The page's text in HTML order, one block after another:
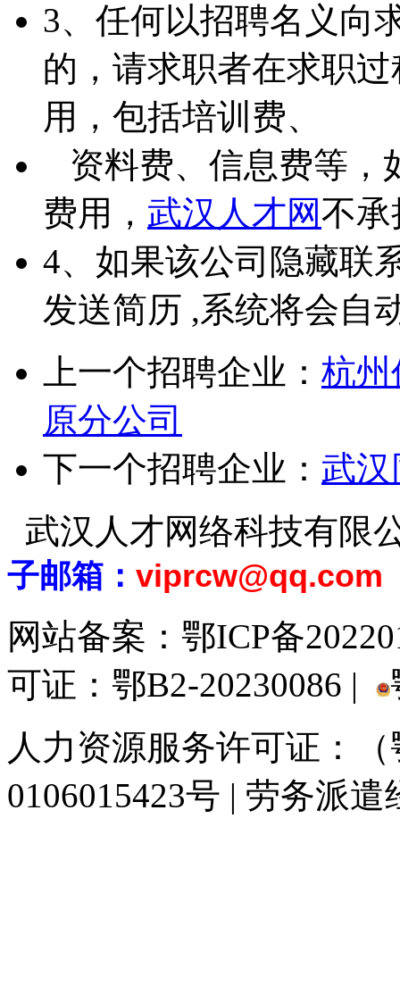
3、任何以招聘名义向
的，请求职者在求职
用，包括培训费、
资料费、信息费等，
费用， 武汉人才网不承
4、如果该公司隐藏联
发送简历 ,系统将会自
上一个招聘企业： 杭州
原分公司
下一个招聘企业： 武
武汉人才网络科技有限
子邮箱： viprcw@qq.com
网站备案： 鄂ICP备
可证：鄂B2-20230086 |
人力资源服务许可证：
0106015423号 | 劳务派